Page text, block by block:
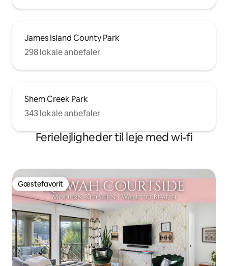
James Island County Park
298 lokale anbefaler
Shem Creek Park
343 lokale anbefaler
Ferielejligheder til leje med wi-fi
Gæstefavorit
Gæstefavorit